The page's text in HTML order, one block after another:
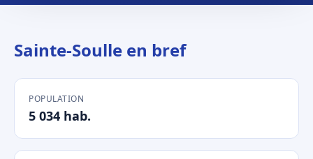
Sainte-Soulle en bref
POPULATION
5 034 hab.